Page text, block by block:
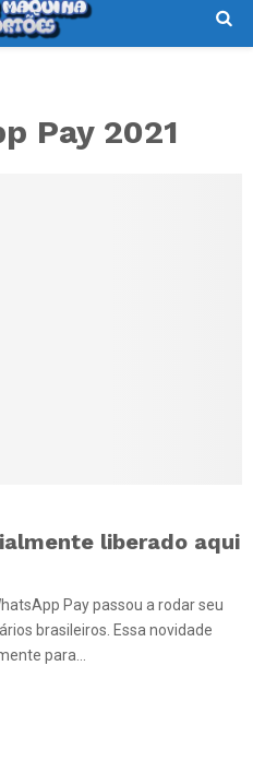
Pay 2021
liberado aqui
Pay passou a rodar seu
brasileiros. Essa novidade
para...